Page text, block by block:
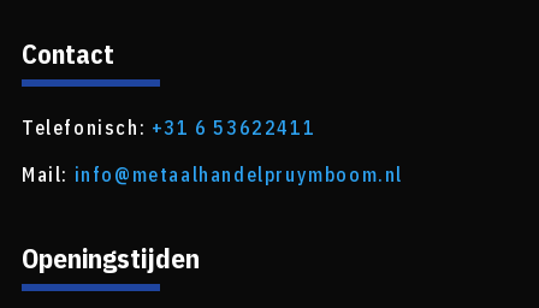
Contact
Telefonisch: +31 6 53622411
Mail: info@metaalhandelpruymboom.nl
Openingstijden